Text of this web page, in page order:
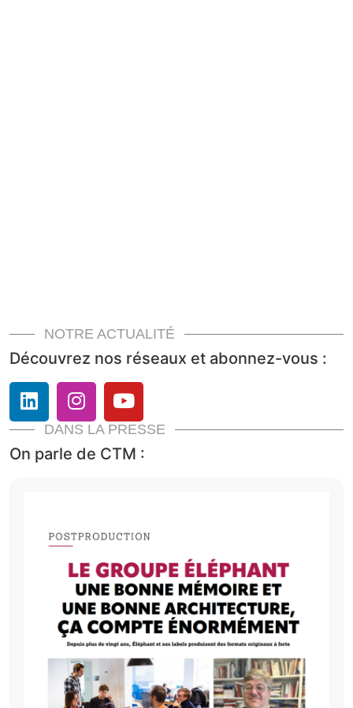
NOTRE ACTUALITÉ
Découvrez nos réseaux et abonnez-vous :
DANS LA PRESSE
On parle de CTM :